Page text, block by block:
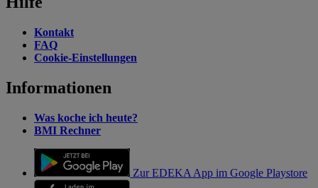
Kontakt
FAQ
Cookie-Einstellungen
Informationen
Was koche ich heute?
BMI Rechner
Zur EDEKA App im Google Playstore